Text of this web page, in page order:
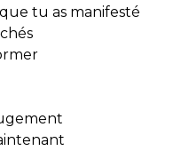
tu as manifesté